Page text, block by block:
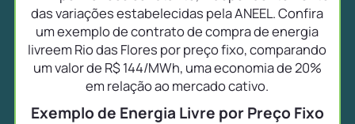
das variações estabelecidas pela ANEEL. Confira
um exemplo de contrato de compra de energia
livreem Rio das Flores por preço fixo, comparando
um valor de R$ 144/MWh, uma economia de 20%
em relação ao mercado cativo.
Exemplo de Energia Livre por Preço Fixo